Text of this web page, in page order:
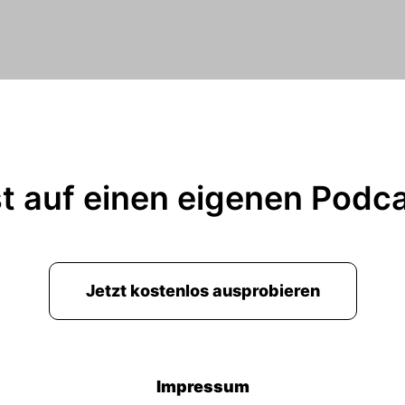
auf einen eigenen
Jetzt kostenlos ausprobieren
Impressum